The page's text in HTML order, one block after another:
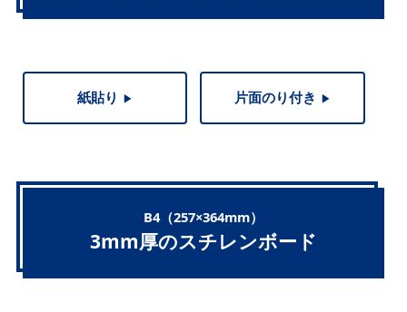
紙貼り ▶︎ 片面のり付き ▶︎
B4（257×364mm）
3mm厚のスチレンボード